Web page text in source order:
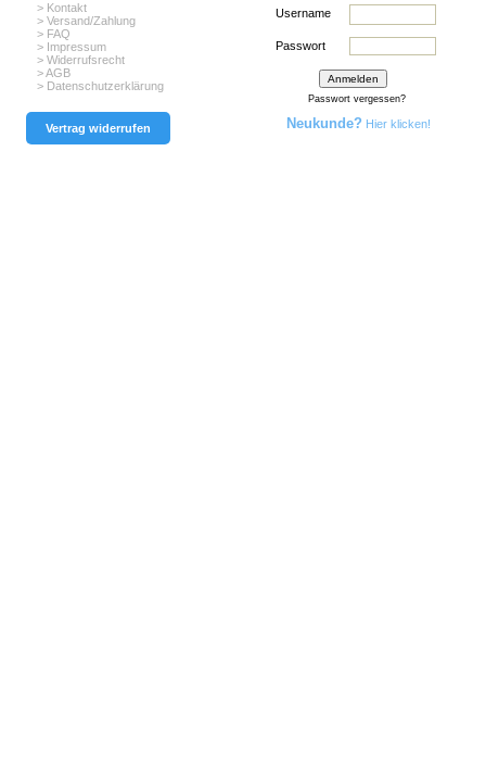
> Kontakt
> Versand/Zahlung
> FAQ
> Impressum
> Widerrufsrecht
> AGB
> Datenschutzerklärung
Vertrag widerrufen
Username
Passwort
Passwort vergessen?
Neukunde? Hier klicken!